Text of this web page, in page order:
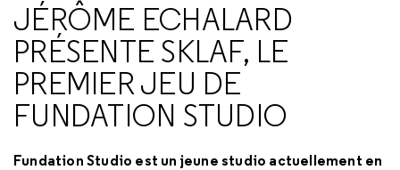
JÉRÔME ECHALARD
PRÉSENTE SKLAF, LE
PREMIER JEU DE
FUNDATION STUDIO
Fundation Studio est un jeune studio actuellement en